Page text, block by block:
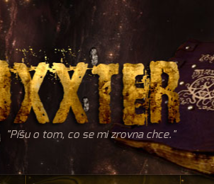
Píšu o tom, co se mi zrovna chce.